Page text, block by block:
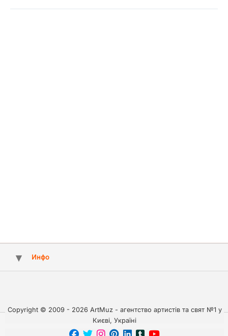
Инфо
Copyright © 2009 - 2026 ArtMuz - агентство артистів та свят №1 у
Києві, Україні